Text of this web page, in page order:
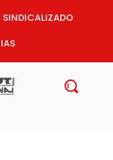
SINDICALIZADO